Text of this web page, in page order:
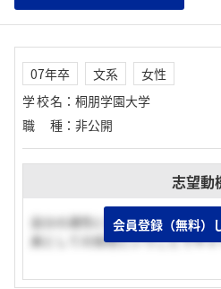
07年卒 文系
女性
学校名 ： 桐朋学園大学
職種 ： 非公開
志望動
自分の適性に合った職種で働け
員としての採用ということでキャ
会員登録（無料）